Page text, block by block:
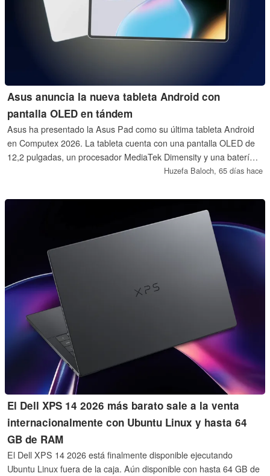
Asus anuncia la nueva tableta Android con
pantalla OLED en tándem
Asus ha presentado la Asus Pad como su última tableta Android
en Computex 2026. La tableta cuenta con una pantalla OLED de
12,2 pulgadas, un procesador MediaTek Dimensity y una batería
Huzefa Baloch, 65 días hace
El Dell XPS 14 2026 más barato sale a la venta
internacionalmente con Ubuntu Linux y hasta 64
GB de RAM
El Dell XPS 14 2026 está finalmente disponible ejecutando
Ubuntu Linux fuera de la caja. Aún disponible con hasta 64 GB de